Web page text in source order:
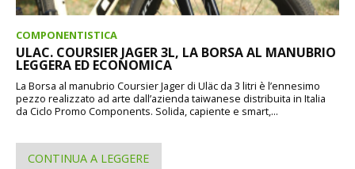
COMPONENTISTICA
ULAC. COURSIER JAGER 3L, LA BORSA AL MANUBRIO
LEGGERA ED ECONOMICA
La Borsa al manubrio Coursier Jager di Uläc da 3 litri è l’ennesimo
pezzo realizzato ad arte dall’azienda taiwanese distribuita in Italia
da Ciclo Promo Components. Solida, capiente e smart,...
CONTINUA A LEGGERE